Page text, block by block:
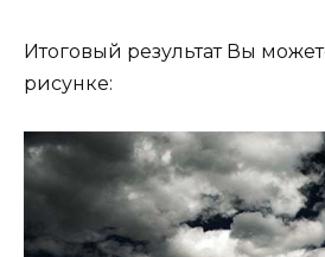
Итоговый результат Вы
рисунке: